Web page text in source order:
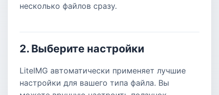
несколько файлов сразу.
2. Выберите настройки
LiteIMG автоматически применяет лучшие
настройки для вашего типа файла. Вы